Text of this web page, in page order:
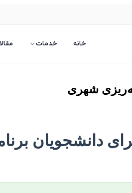
خانه خدمات
شهری
دانشجویان